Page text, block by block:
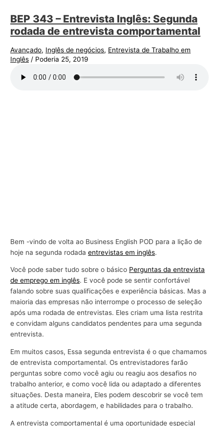
BEP 343 – Entrevista Inglês: Segunda
rodada de entrevista comportamental
Avançado, Inglês de negócios, Entrevista de Trabalho em
Inglês / Poderia 25, 2019
Bem -vindo de volta ao Business English POD para a lição de
hoje na segunda rodadaentrevistas em inglês.
Você pode saber tudo sobre o básico Perguntas da entrevista
de emprego em inglês. E você pode se sentir confortável
falando sobre suas qualificações e experiência básicas. Mas a
maioria das empresas não interrompe o processo de seleção
após uma rodada de entrevistas. Eles criam uma lista restrita
e convidam alguns candidatos pendentes para uma segunda
entrevista.
Em muitos casos, Essa segunda entrevista é o que chamamos
de entrevista comportamental. Os entrevistadores farão
perguntas sobre como você agiu ou reagiu aos desafios no
trabalho anterior, e como você lida ou adaptado a diferentes
situações. Desta maneira, Eles podem descobrir se você tem
a atitude certa, abordagem, e habilidades para o trabalho.
A entrevista comportamental é uma oportunidade especial